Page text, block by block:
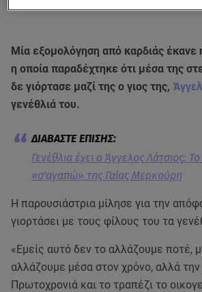
Μία εξομολόγηση από καρδιάς έκανε
η οποία παραδέχτηκε ότι μέσα της
δε γιόρτασε μαζί της ο γιος της,
γενέθλιά του.
Γενέθλια έχει ο Άγγελος Λάτσιος:
«σ'αγαπώ» της Γαίας Μερκούρη
Η παρουσιάστρια μίλησε για την
γιορτάσει με τους φίλους του τα
«Εμείς αυτό δεν το αλλάζουμε ποτέ,
αλλάζουμε μέσα στον χρόνο, αλλά την
Πρωτοχρονιά και το τραπέζι το